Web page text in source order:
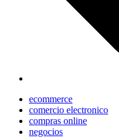
ecommerce
comercio electronico
compras online
negocios